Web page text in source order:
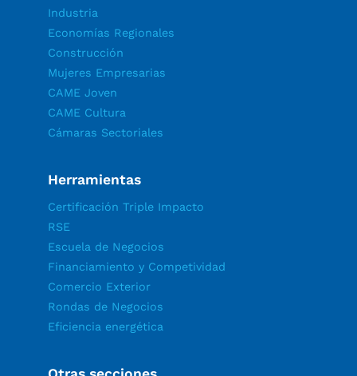
Industria
Economías Regionales
Construcción
Mujeres Empresarias
CAME Joven
CAME Cultura
Cámaras Sectoriales
Herramientas
Certificación Triple Impacto
RSE
Escuela de Negocios
Financiamiento y Competividad
Comercio Exterior
Rondas de Negocios
Eficiencia energética